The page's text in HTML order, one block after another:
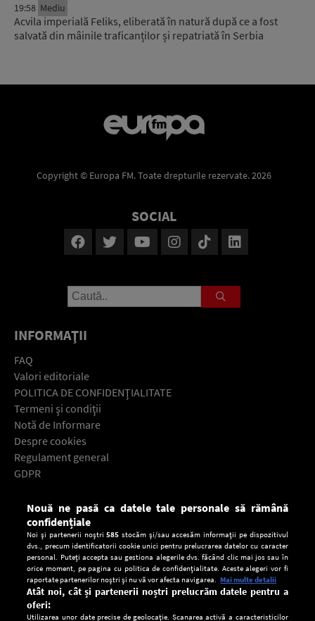
19:58 Mediu
Acvila imperială Feliks, eliberată în natură după ce a fost
salvată din mâinile traficanților și repatriată în Serbia
Copyright © Europa FM. Toate drepturile rezervate. 2026
SOCIAL
INFORMAŢII
FAQ
Valori editoriale
POLITICA DE CONFIDENŢIALITATE
Termeni şi condiţii
Notă de Informare
Despre cookies
Regulament general
GDPR
Descarcă gratuit aplicaţia Europa FM pentru smartphone:
Nouă ne pasă ca datele tale personale să rămână
confidențiale
Noi și partenerii noștri585 stocăm și/sau accesăm informații pe dispozitivul
dvs., precum identificatorii cookie unici pentru prelucrarea datelor cu caracter
personal. Puteți accepta sau gestiona alegerile dvs. făcând clic mai jos sau în
orice moment, pe pagina cu politica de confidențialitate. Aceste alegeri vor fi
raportate partenerilor noștri și nu vă vor afecta navigarea. Mai multe detalii
Atât noi, cât și partenerii noștri prelucrăm datele pentru a
oferi:
Utilizarea unor date precise de geolocație. Scanarea activă a caracteristicilor